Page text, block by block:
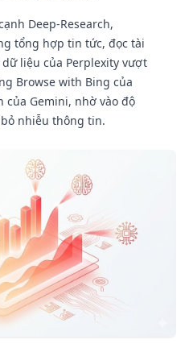
Deep-Research,
tổng hợp tin tức, đọc tài
liệu của Perplexity vượt
Browse with Bing của
của Gemini, nhờ vào độ
nhiễu thông tin.